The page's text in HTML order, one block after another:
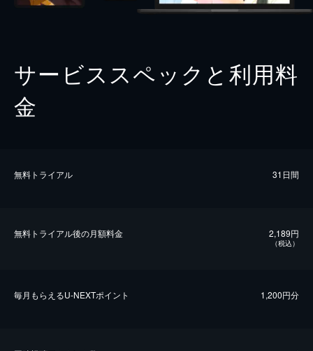
サービススペックと利用料
金
無料トライアル 31日間
無料トライアル後の⽉額料金 2,189円
（税込）
毎⽉もらえるU-NEXTポイント 1,200円分